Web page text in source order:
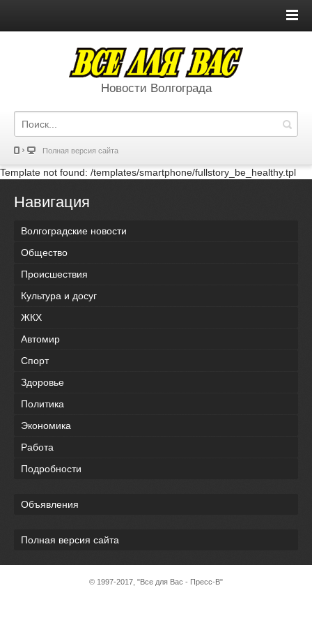
Новости Волгограда
Полная версия сайта
Template not found: /templates/smartphone/fullstory_be_healthy.tpl
Навигация
Волгоградские новости
Общество
Происшествия
Культура и досуг
ЖКХ
Автомир
Спорт
Здоровье
Политика
Экономика
Работа
Подробности
Объявления
Полная версия сайта
© 1997-2017, "Все для Вас - Пресс-В"